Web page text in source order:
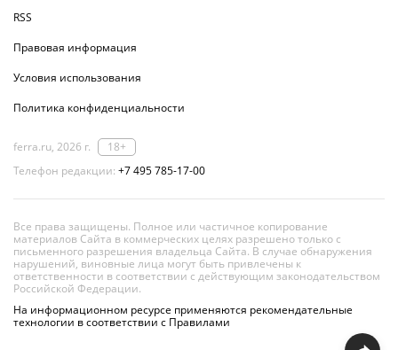
RSS
Правовая информация
Условия использования
Политика конфиденциальности
ferra.ru, 2026 г.
18+
Телефон редакции: +7 495 785-17-00
Все права защищены. Полное или частичное копирование
материалов Сайта в коммерческих целях разрешено только с
письменного разрешения владельца Сайта. В случае обнаружения
нарушений, виновные лица могут быть привлечены к
ответственности в соответствии с действующим законодательством
Российской Федерации.
На информационном ресурсе применяются рекомендательные
технологии в соответствии с Правилами